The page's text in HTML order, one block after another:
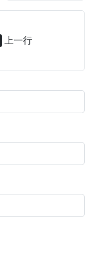
上一行